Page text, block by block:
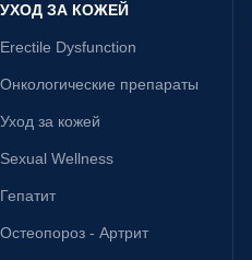
УХОД ЗА КОЖЕЙ
Erectile Dysfunction
Онкологические препараты
Уход за кожей
Sexual Wellness
Гепатит
Остеопороз - Артрит